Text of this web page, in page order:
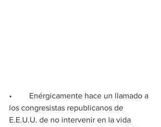
•	Enérgicamente hace un llamado a
los congresistas republicanos de
E.E.U.U. de no intervenir en la vida